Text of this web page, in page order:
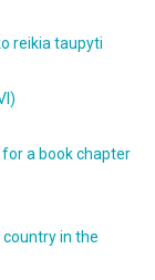
reikia taupyti
a book chapter
in the